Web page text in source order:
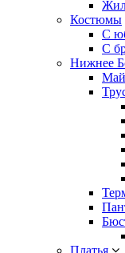
Костюмы
С
С
Нижнее
Платья